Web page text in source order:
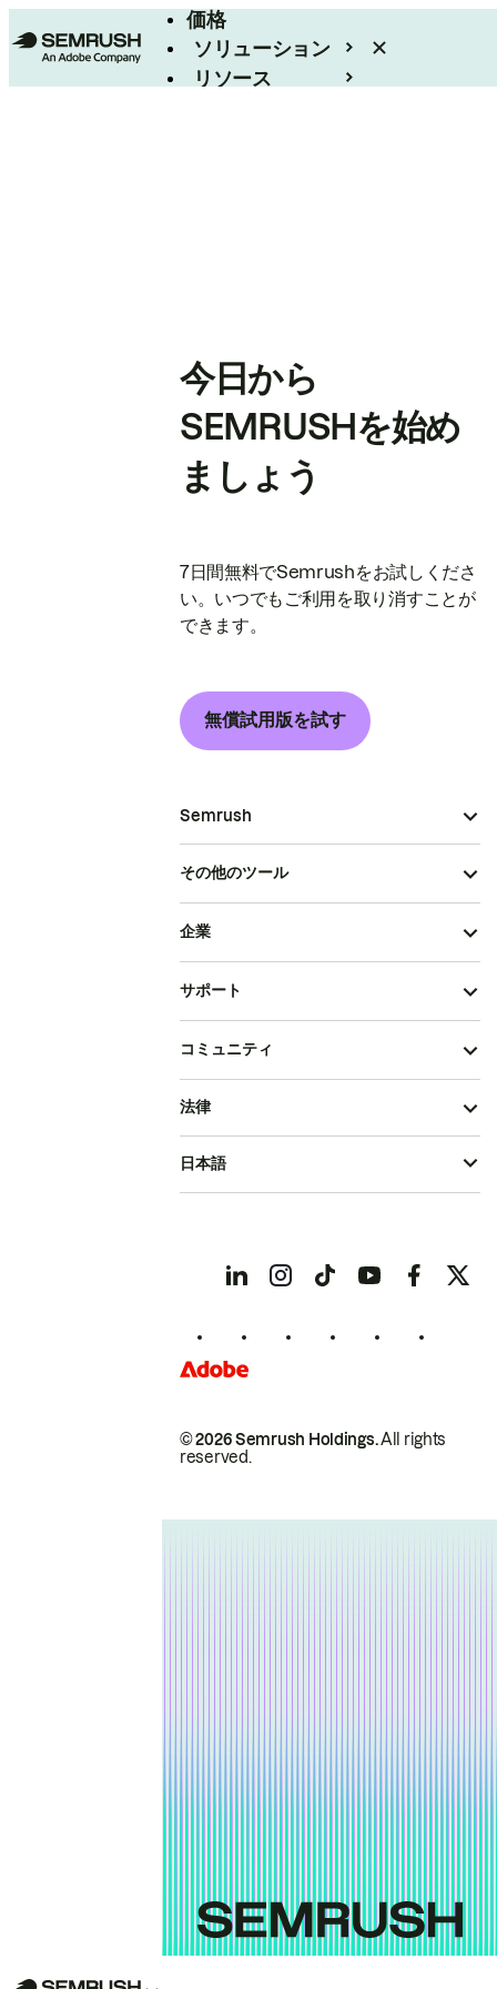
価格
ソリューション
リソース
今日から
SEMRUSHを始め
ましょう
7日間無料でSemrushをお試しくださ
い。いつでもご利用を取り消すことが
できます。
無償試用版を試す
Semrush
その他のツール
企業
サポート
コミュニティ
© 2026 Semrush Holdings.All rights
reserved.
法律
日本語